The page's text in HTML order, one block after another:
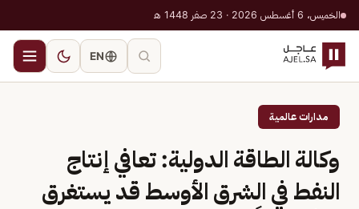
الخميس، 6 أغسطس 2026 · 23 صفر 1448 هـ
EN
مدارات عالمية
وكالة الطاقة الدولية: تعافي إنتاج
النفط في الشرق الأوسط قد يستغرق